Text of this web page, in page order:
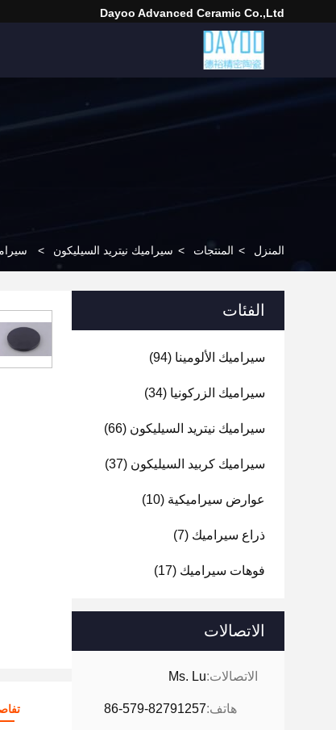
Dayoo Advanced Ceramic Co.,Ltd
المنزل > المنتجات > سيراميك نيتريد السيليكون >
الفئات
سيراميك الألومينا (94)
سيراميك الزركونيا (34)
سيراميك نيتريد السيليكون (66)
سيراميك كربيد السيليكون (37)
عوارض سيراميكية (10)
ذراع سيراميك (7)
فوهات سيراميك (17)
الاتصالات
الاتصالات:Ms. Lu
هاتف:86-579-82791257